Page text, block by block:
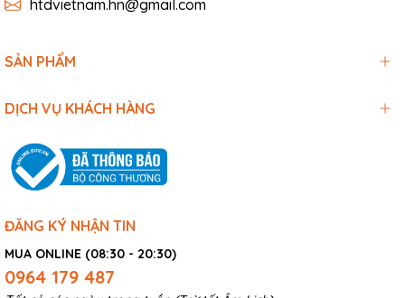
htdvietnam.hn@gmail.com
SẢN PHẨM
DỊCH VỤ KHÁCH HÀNG
ĐĂNG KÝ NHẬN TIN
MUA ONLINE (08:30 - 20:30)
0964 179 487